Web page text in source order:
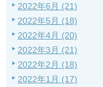
2022年6月 (21)
2022年5月 (18)
2022年4月 (20)
2022年3月 (21)
2022年2月 (18)
2022年1月 (17)